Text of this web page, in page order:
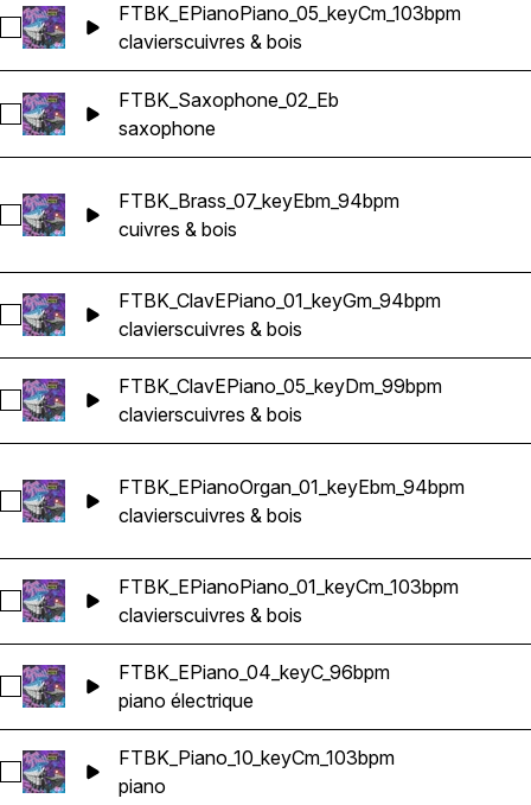
Sélectionnez FTBK_EPianoPiano_05_keyCm_103bpm
FTBK_EPianoPiano_05_keyCm_103bpm
clavierscuivres & bois
Sélectionnez FTBK_Saxophone_02_Eb
FTBK_Saxophone_02_Eb
saxophone
Sélectionnez FTBK_Brass_07_keyEbm_94bpm
FTBK_Brass_07_keyEbm_94bpm
cuivres & bois
Sélectionnez FTBK_ClavEPiano_01_keyGm_94bpm
FTBK_ClavEPiano_01_keyGm_94bpm
clavierscuivres & bois
Sélectionnez FTBK_ClavEPiano_05_keyDm_99bpm
FTBK_ClavEPiano_05_keyDm_99bpm
clavierscuivres & bois
Sélectionnez FTBK_EPianoOrgan_01_keyEbm_94bpm
FTBK_EPianoOrgan_01_keyEbm_94bpm
clavierscuivres & bois
Sélectionnez FTBK_EPianoPiano_01_keyCm_103bpm
FTBK_EPianoPiano_01_keyCm_103bpm
clavierscuivres & bois
Sélectionnez FTBK_EPiano_04_keyC_96bpm
FTBK_EPiano_04_keyC_96bpm
piano électrique
Sélectionnez FTBK_Piano_10_keyCm_103bpm
FTBK_Piano_10_keyCm_103bpm
piano